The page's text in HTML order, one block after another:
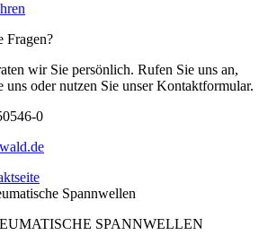
Fragen?
wir Sie persönlich. Rufen Sie uns an,
uns oder nutzen Sie unser Kontaktformular.
0
Spannwellen
SPANNWELLEN